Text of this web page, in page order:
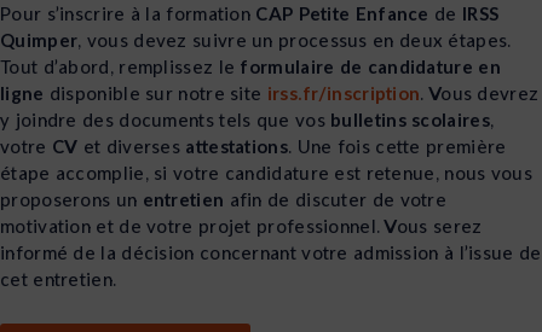
Pour s’inscrire à la formation CAP Petite Enfance de IRSS
Quimper, vous devez suivre un processus en deux étapes.
Tout d’abord, remplissez le formulaire de candidature en
ligne disponible sur notre site irss.fr/inscription. Vous devrez
y joindre des documents tels que vos bulletins scolaires,
votre CV et diverses attestations. Une fois cette première
étape accomplie, si votre candidature est retenue, nous vous
proposerons un entretien afin de discuter de votre
motivation et de votre projet professionnel. Vous serez
informé de la décision concernant votre admission à l’issue de
cet entretien.